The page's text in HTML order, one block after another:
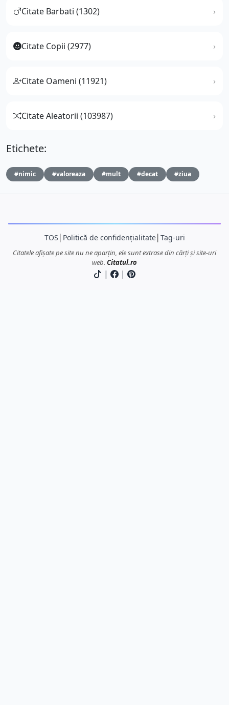
Citate Barbati (1302)
Citate Copii (2977)
Citate Oameni (11921)
Citate Aleatorii (103987)
Etichete:
#nimic #valoreaza #mult #decat #ziua
TOS Politică de confidențialitate│ Tag-uri
Citatele afișate pe site nu ne aparțin, ele sunt extrase din cărți și site-uri
web. Citatul.ro
| |